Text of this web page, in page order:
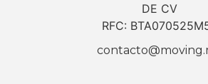
DE CV
RFC: